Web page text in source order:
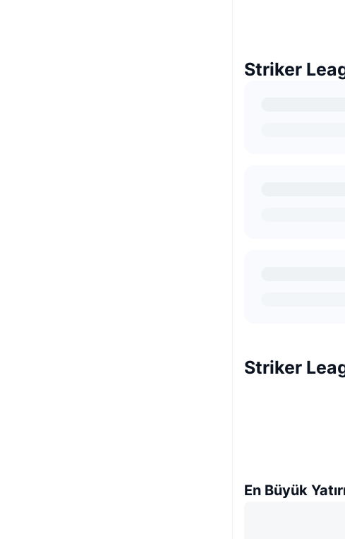
Striker
Striker
En Büyük